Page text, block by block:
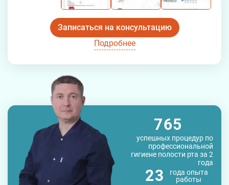
Записаться на консультацию
Подробнее
765
успешных процедур по
профессиональной
гигиене полости рта за 2
года
23 года опыта
работы